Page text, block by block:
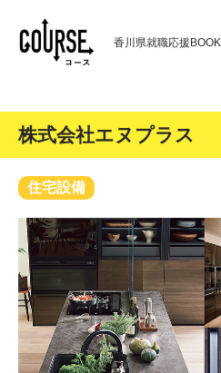
香川県就職応援BOOK
株式会社エヌプラス
住宅設備